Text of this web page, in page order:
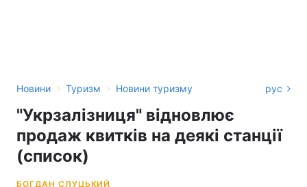
Новини › Туризм › Новини туризму рус
"Укрзалізниця" відновлює
продаж квитків на деякі станції
(список)
БОГДАН СЛУЦЬКИЙ